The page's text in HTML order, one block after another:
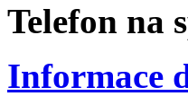
Telefon na
Informace